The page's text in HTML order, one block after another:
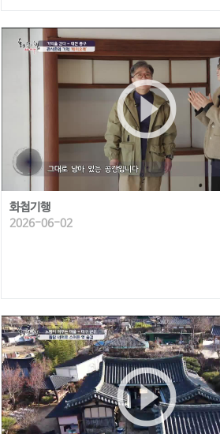
play_circle_outline
화첩기행
2026-06-02
play_circle_outline